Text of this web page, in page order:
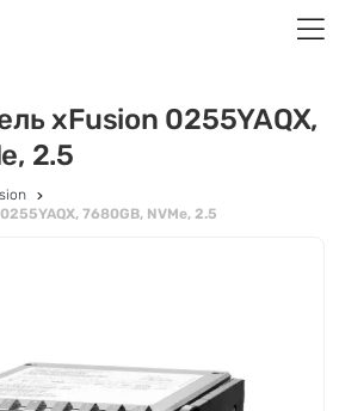
xFusion 0255YAQX,
2.5
7680GB, NVMe, 2.5